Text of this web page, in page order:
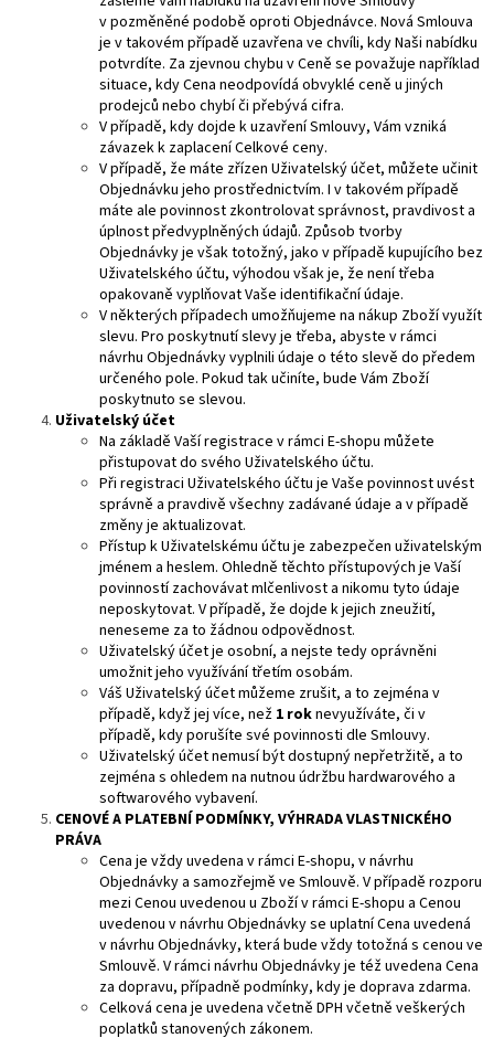
v pozměněné podobě oproti Objednávce. Nová Smlouva
je v takovém případě uzavřena ve chvíli, kdy Naši nabídku
potvrdíte. Za zjevnou chybu v Ceně se považuje například
situace, kdy Cena neodpovídá obvyklé ceně u jiných
prodejců nebo chybí či přebývá cifra.
V případě, kdy dojde k uzavření Smlouvy, Vám vzniká
závazek k zaplacení Celkové ceny.
V případě, že máte zřízen Uživatelský účet, můžete učinit
Objednávku jeho prostřednictvím. I v takovém případě
máte ale povinnost zkontrolovat správnost, pravdivost a
úplnost předvyplněných údajů. Způsob tvorby
Objednávky je však totožný, jako v případě kupujícího bez
Uživatelského účtu, výhodou však je, že není třeba
opakovaně vyplňovat Vaše identifikační údaje.
V některých případech umožňujeme na nákup Zboží využít
slevu. Pro poskytnutí slevy je třeba, abyste v rámci
návrhu Objednávky vyplnili údaje o této slevě do předem
určeného pole. Pokud tak učiníte, bude Vám Zboží
poskytnuto se slevou.
Uživatelský účet
Na základě Vaší registrace v rámci E-shopu můžete
přistupovat do svého Uživatelského účtu.
Při registraci Uživatelského účtu je Vaše povinnost uvést
správně a pravdivě všechny zadávané údaje a v případě
změny je aktualizovat.
Přístup k Uživatelskému účtu je zabezpečen uživatelským
jménem a heslem. Ohledně těchto přístupových je Vaší
povinností zachovávat mlčenlivost a nikomu tyto údaje
neposkytovat. V případě, že dojde k jejich zneužití,
neneseme za to žádnou odpovědnost.
Uživatelský účet je osobní, a nejste tedy oprávněni
umožnit jeho využívání třetím osobám.
Váš Uživatelský účet můžeme zrušit, a to zejména v
případě, když jej více, než 1 roknevyužíváte, či v
případě, kdy porušíte své povinnosti dle Smlouvy.
Uživatelský účet nemusí být dostupný nepřetržitě, a to
zejména s ohledem na nutnou údržbu hardwarového a
softwarového vybavení.
CENOVÉA PLATEBNÍ PODMÍNKY, VÝHRADA VLASTNICKÉHO
PRÁVA
Cena je vždy uvedena v rámci E-shopu, v návrhu
Objednávky a samozřejmě ve Smlouvě. V případě rozporu
mezi Cenou uvedenou u Zboží v rámci E-shopu a Cenou
uvedenou v návrhu Objednávky se uplatní Cena uvedená
v návrhu Objednávky, která bude vždy totožná s cenou ve
Smlouvě. V rámci návrhu Objednávky je též uvedena Cena
za dopravu, případně podmínky, kdy je doprava zdarma.
Celková cena je uvedena včetně DPH včetně veškerých
poplatků stanovených zákonem.